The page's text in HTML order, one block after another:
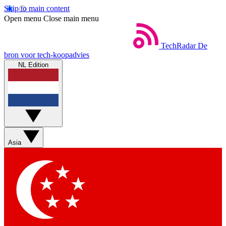
Skip to main content
Open menu Close main menu
TechRadar De
bron voor tech-koopadvies
NL Edition
Asia